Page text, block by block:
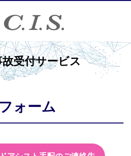
受付サービス
ォーム